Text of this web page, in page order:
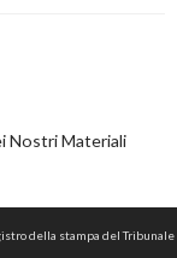
Nostri Materiali
della stampa del Tribunale